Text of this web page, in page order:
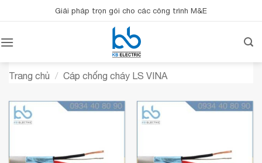
qua
dung
Giải pháp trọn gói cho các công trình M&E
Trang chủ / Cáp chống cháy LS VINA